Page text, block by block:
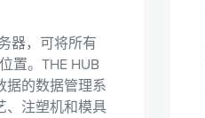
器，可将所有
置。THE HUB
据的数据管理系
、注塑机和模具